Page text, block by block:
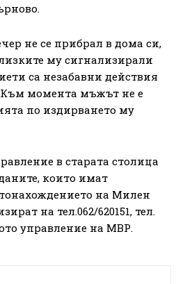
не се прибрал в дома си,
му сигнализирали
са незабавни действия
Към момента мъжът не е
по издирването му
в старата столица
които имат
на Милен
на тел.062/620151, тел.
управление на МВР.